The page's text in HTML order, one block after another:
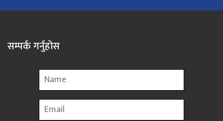
सम्पर्क गर्नुहोस
Name
Email